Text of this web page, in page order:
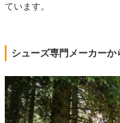
ています。
シューズ専門メーカー